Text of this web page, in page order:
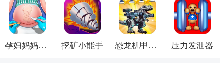
孕妇妈妈日记 挖矿小能手 恐龙机甲射手 压力发泄器